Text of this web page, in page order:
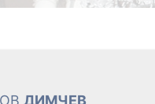
ДИМЧЕВ